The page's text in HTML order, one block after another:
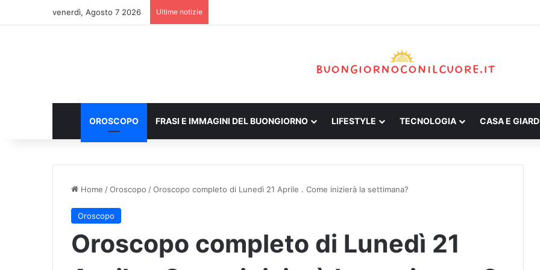
venerdì, Agosto 7 2026 Ultime notizie
OROSCOPO FRASI E IMMAGINI DEL BUONGIORNO LIFESTYLE TECNOLOGIA CASA E
Home /Oroscopo /Oroscopo completo di Lunedì 21 Aprile . Come inizierà la settimana?
Oroscopo
Oroscopo completo di Lunedì 21